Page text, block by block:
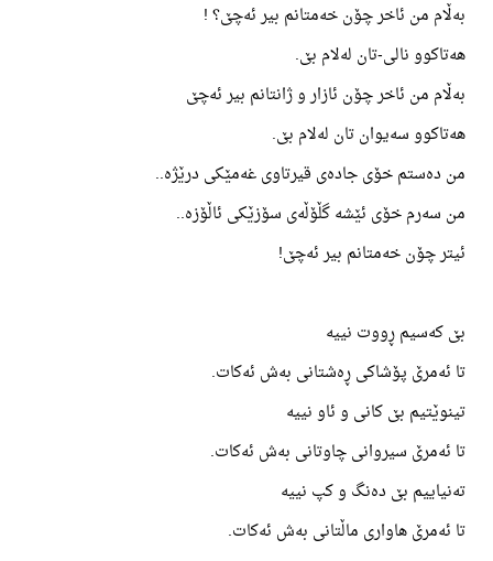
بەڵام من ئاخر چۆن خەمتانم بیر ئەچێ؟ !
هەتاکوو نالی-تان لەلام بێ.
بەڵام من ئاخر چۆن ئازار و ژانتانم بیر ئەچێ
هەتاکوو سەیوان تان لەلام بێ.
من دەستم خۆی جادەی قیرتاوی غەمێکی درێژە..
من سەرم خۆی ئێشە گڵۆڵەی سۆزێکی ئاڵۆزە..
ئیتر چۆن خەمتانم بیر ئەچێ!
بێ کەسیم ڕووت نییە
تا ئەمرێ پۆشاکی ڕەشتانی بەش ئەکات.
تینوێتیم بێ کانی و ئاو نییە
تا ئەمرێ سیروانی چاوتانی بەش ئەکات.
تەنیاییم بێ دەنگ و کپ نییە
تا ئەمرێ هاواری ماڵتانی بەش ئەکات.